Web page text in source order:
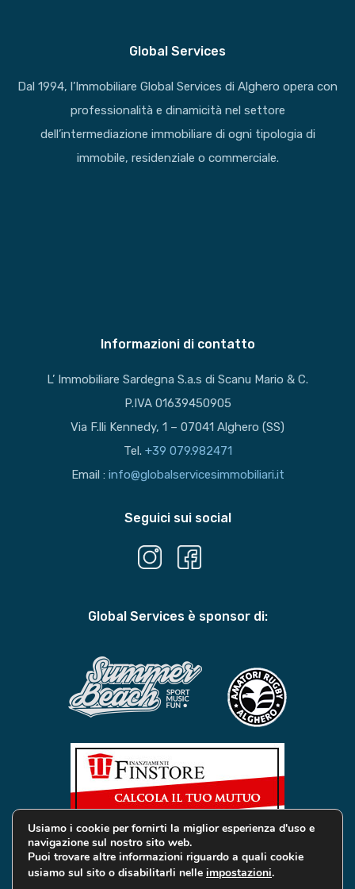
Global Services
Dal 1994, l’Immobiliare Global Services di Alghero opera con
professionalità e dinamicità nel settore
dell’intermediazione immobiliare di ogni tipologia di
immobile, residenziale o commerciale.
Informazioni di contatto
L’ Immobiliare Sardegna S.a.s di Scanu Mario & C.
P.IVA 01639450905
Via F.lli Kennedy, 1 – 07041 Alghero (SS)
Tel. +39 079.982471
Email : info@globalservicesimmobiliari.it
Seguici sui social
Global Services è sponsor di:
© 2019 Global Services Immobiliari | All rights reserved |
Usiamo i cookie per fornirti la miglior esperienza d'uso e
navigazione sul nostro sito web.
Puoi trovare altre informazioni riguardo a quali cookie
usiamo sul sito o disabilitarli nelle impostazioni.